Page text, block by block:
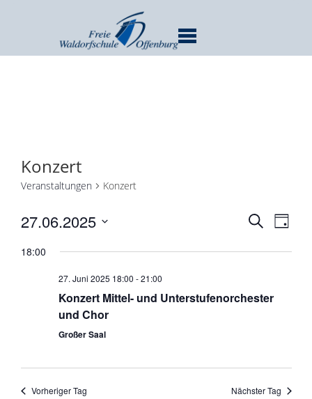
Konzert
Veranstaltungen Konzert
und
SUCHE
TAG
27.06.2025
18:00
27. Juni 2025 18:00 -21:00
Konzert Mittel- und Unterstufenorchester
und Chor
Großer Saal
Vorheriger Tag Nächster Tag